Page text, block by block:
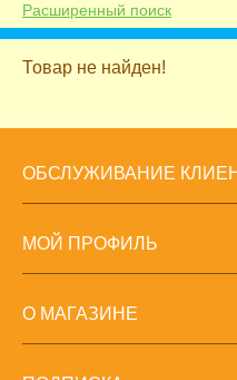
Расширенный поиск
Товар не найден!
ОБСЛУЖИВАНИЕ
МОЙ ПРОФИЛЬ
О МАГАЗИНЕ